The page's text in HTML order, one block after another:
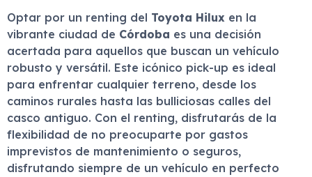
Optar por un renting del Toyota Hilux en la
vibrante ciudad de Córdoba es una decisión
acertada para aquellos que buscan un vehículo
robusto y versátil. Este icónico pick-up es ideal
para enfrentar cualquier terreno, desde los
caminos rurales hasta las bulliciosas calles del
casco antiguo. Con el renting, disfrutarás de la
flexibilidad de no preocuparte por gastos
imprevistos de mantenimiento o seguros,
disfrutando siempre de un vehículo en perfecto